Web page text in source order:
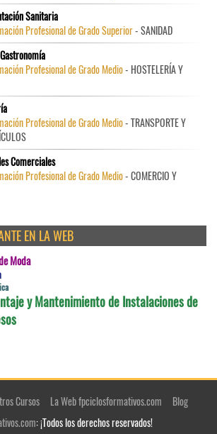
Sanitaria
Profesional de Grado Superior- SANIDAD
Profesional de Grado Medio- HOSTELERÍA Y
Profesional de Grado Medio- TRANSPORTE Y
Comerciales
Profesional de Grado Medio- COMERCIO Y
EN LA WEB
Moda
y Mantenimiento de Instalaciones de
Cursos La Web fpciclosformativos.com
Blog
: ¡Todos los derechos reservados!